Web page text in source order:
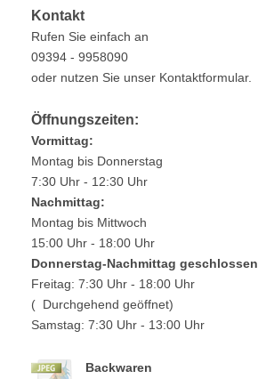
Kontakt
Rufen Sie einfach an
09394 - 9958090
oder nutzen Sie unser Kontaktformular.
Öffnungszeiten:
Vormittag:
Montag bis Donnerstag
7:30 Uhr - 12:30 Uhr
Nachmittag:
Montag bis Mittwoch
15:00 Uhr - 18:00 Uhr
Donnerstag-Nachmittag geschlossen
Freitag: 7:30 Uhr - 18:00 Uhr
( Durchgehend geöffnet)
Samstag: 7:30 Uhr - 13:00 Uhr
Backwaren